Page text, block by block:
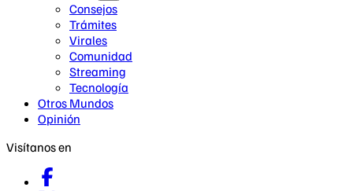
Consejos
Trámites
Virales
Comunidad
Streaming
Tecnología
Otros Mundos
Opinión
Visítanos en